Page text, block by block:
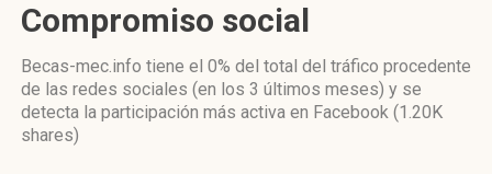
Compromiso social
Becas-mec.info tiene el 0% del total del tráfico procedente
de las redes sociales (en los 3 últimos meses) y se
detecta la participación más activa en Facebook (1.20K
shares)